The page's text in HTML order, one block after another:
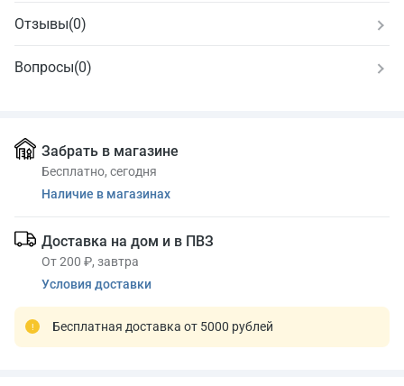
Отзывы(0)
Вопросы(0)
Забрать в магазине
Бесплатно, сегодня
Наличие в магазинах
Доставка на дом и в ПВЗ
От 200 ₽, завтра
Условия доставки
Бесплатная доставка от 5000 рублей